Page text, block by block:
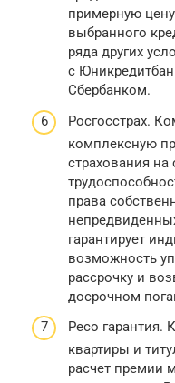
примерную
выбранного
ряда других
с
Сбербанком.
Росгосстрах.
комплексную
страхования на
права
гарантирует
возможность
рассрочку и
досрочном
Ресо гарантия.
квартиры и
расчет премии